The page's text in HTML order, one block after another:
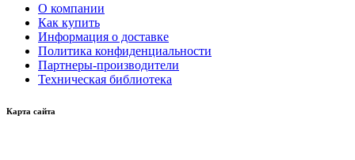
О компании
Как купить
Информация о доставке
Политика конфиденциальности
Партнеры-производители
Техническая библиотека
Карта сайта